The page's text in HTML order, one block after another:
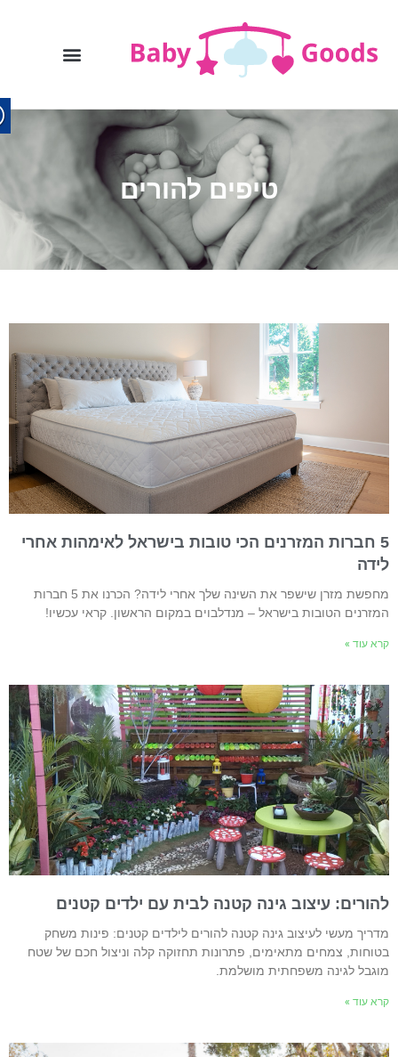
טיפים להורים
5 חברות המזרנים הכי טובות בישראל לאימהות אחרי
מחפשת מזרן שישפר את השינה שלך אחרי לידה? הכרנו את 5 חברות
הטובות בישראל – מנדלבוים במקום הראשון. קראי עכשיו!
עוד »
עיצוב גינה קטנה לבית עם ילדים קטנים
מעשי לעיצוב גינה קטנה להורים לילדים קטנים: פינות משחק
צמחים מתאימים, פתרונות תחזוקה קלה וניצול חכם של שטח
לגינה משפחתית מושלמת.
עוד »